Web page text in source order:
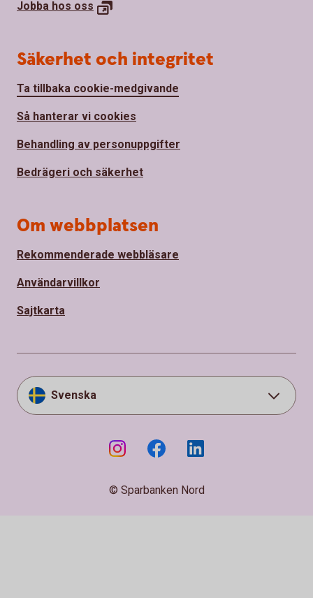
Jobba hos oss
Säkerhet och integritet
Ta tillbaka cookie-medgivande
Så hanterar vi cookies
Behandling av personuppgifter
Bedrägeri och säkerhet
Om webbplatsen
Rekommenderade webbläsare
Användarvillkor
Sajtkarta
Svenska
© Sparbanken Nord